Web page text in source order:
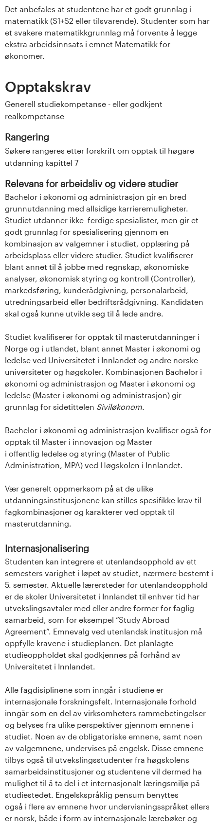
Det anbefales at studentene har et godt grunnlag i
matematikk (S1+S2 eller tilsvarende). Studenter som har
et svakere matematikkgrunnlag må forvente å legge
ekstra arbeidsinnsats i emnet Matematikk for
økonomer.
Opptakskrav
Generell studiekompetanse - eller godkjent
realkompetanse
Rangering
Søkere rangeres etter forskrift om opptak til høgare
utdanning kapittel 7
Relevans for arbeidsliv og videre studier
Bachelor i økonomi og administrasjon gir en bred
grunnutdanning med allsidige karrieremuligheter.
Studiet utdanner ikke ferdige spesialister, men gir et
godt grunnlag for spesialisering gjennom en
kombinasjon av valgemner i studiet, opplæring på
arbeidsplass eller videre studier. Studiet kvalifiserer
blant annet til å jobbe med regnskap, økonomiske
analyser, økonomisk styring og kontroll (Controller),
markedsføring, kunderådgivning, personalarbeid,
utredningsarbeid eller bedriftsrådgivning. Kandidaten
skal også kunne utvikle seg til å lede andre.
Studiet kvalifiserer for opptak til masterutdanninger i
Norge og i utlandet, blant annet Master i økonomi og
ledelse ved Universitetet i Innlandet og andre norske
universiteter og høgskoler. Kombinasjonen Bachelor i
økonomi og administrasjon og Master i økonomi og
ledelse (Master i økonomi og administrasjon) gir
grunnlag for sidetittelen Siviløkonom.
Bachelor i økonomi og administrasjon kvalifiser også for
opptak til Master i innovasjon og Master
i offentlig ledelse og styring (Master of Public
Administration, MPA) ved Høgskolen i Innlandet.
Vær generelt oppmerksom på at de ulike
utdanningsinstitusjonene kan stilles spesifikke krav til
fagkombinasjoner og karakterer ved opptak til
masterutdanning.
Internasjonalisering
Studenten kan integrere et utenlandsopphold av ett
semesters varighet i løpet av studiet, nærmere bestemt i
5. semester. Aktuelle lærersteder for utenlandsopphold
er de skoler Universitetet i Innlandet til enhver tid har
utvekslingsavtaler med eller andre former for faglig
samarbeid, som for eksempel ”Study Abroad
Agreement”. Emnevalg ved utenlandsk institusjon må
oppfylle kravene i studieplanen. Det planlagte
studieoppholdet skal godkjennes på forhånd av
Universitetet i Innlandet.
Alle fagdisiplinene som inngår i studiene er
internasjonale forskningsfelt. Internasjonale forhold
inngår som en del av virksomheters rammebetingelser
og belyses fra ulike perspektiver gjennom emnene i
studiet. Noen av de obligatoriske emnene, samt noen
av valgemnene, undervises på engelsk. Disse emnene
tilbys også til utvekslingsstudenter fra høgskolens
samarbeidsinstitusjoner og studentene vil dermed ha
mulighet til å ta del i et internasjonalt læringsmiljø på
studiestedet. Engelskspråklig pensum benyttes
også i flere av emnene hvor undervisningsspråket ellers
er norsk, både i form av internasjonale lærebøker og